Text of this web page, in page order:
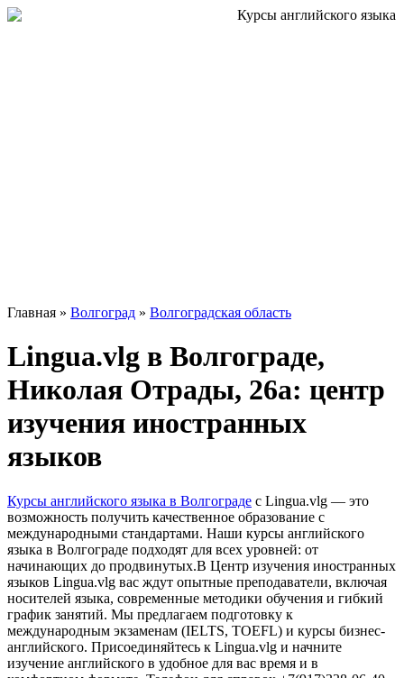
Главная » Волгоград » Волгоградская область
Lingua.vlg в Волгограде,
Николая Отрады, 26а: центр
изучения иностранных
языков
Курсы английского языка в Волгограде с Lingua.vlg — это
возможность получить качественное образование с
международными стандартами. Наши курсы английского
языка в Волгограде подходят для всех уровней: от
начинающих до продвинутых.В Центр изучения иностранных
языков Lingua.vlg вас ждут опытные преподаватели, включая
носителей языка, современные методики обучения и гибкий
график занятий. Мы предлагаем подготовку к
международным экзаменам (IELTS, TOEFL) и курсы бизнес-
английского. Присоединяйтесь к Lingua.vlg и начните
изучение английского в удобное для вас время и в